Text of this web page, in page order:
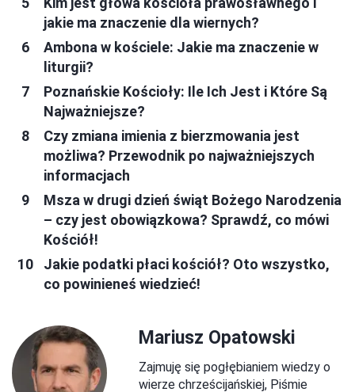
jakie ma znaczenie dla wiernych?
Ambona w kościele: Jakie ma znaczenie w
liturgii?
Poznańskie Kościoły: Ile Ich Jest i Które Są
Najważniejsze?
Czy zmiana imienia z bierzmowania jest
możliwa? Przewodnik po najważniejszych
informacjach
Msza w drugi dzień świąt Bożego Narodzenia
– czy jest obowiązkowa? Sprawdź, co mówi
Kościół!
Jakie podatki płaci kościół? Oto wszystko,
co powinieneś wiedzieć!
Mariusz Opatowski
Zajmuję się pogłębianiem wiedzy o
wierze chrześcijańskiej, Piśmie